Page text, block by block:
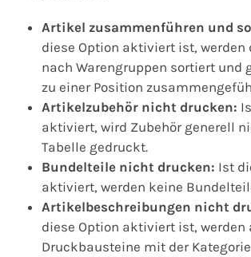
Artikel zusammenführen und
diese Option aktiviert ist, werden
nach Warengruppen sortiert und
zu einer Position
Artikelzubehör nicht drucken:
aktiviert, wird Zubehör generell
Tabelle gedruckt.
Bundelteile nicht drucken: Ist
aktiviert, werden keine
Artikelbeschreibungen nicht
diese Option aktiviert ist, werden
Druckbausteine mit der Kategorie